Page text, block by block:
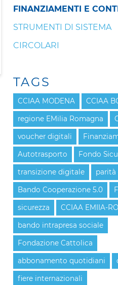
FINANZIAMENTI E
STRUMENTI DI SISTEMA
CIRCOLARI
TAGS
CCIAA MODENA CCIAA
regione EMilia Romagna
voucher digitali
Autotrasporto Fondo
transizione digitale parità
Bando Cooperazione 5.0
sicurezza CCIAA EMIIA-
bando intrapresa sociale
Fondazione Cattolica
abbonamento quotidiani
fiere internazionali